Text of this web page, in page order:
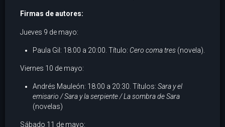
Firmas de autores:
Jueves 9 de mayo:
Paula Gil: 18:00 a 20:00. Título: Cero coma tres (novela).
Viernes 10 de mayo:
Andrés Mauleón: 18:00 a 20:30. Títulos: Sara y el
emisario / Sara y la serpiente / La sombra de Sara
(novelas)
Sábado 11 de mayo: